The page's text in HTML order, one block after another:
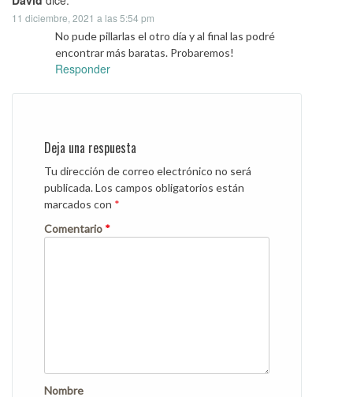
11 diciembre, 2021 a las 5:54 pm
No pude pillarlas el otro día y al final las podré
encontrar más baratas. Probaremos!
Responder
Deja una respuesta
Tu dirección de correo electrónico no será
publicada.Los campos obligatorios están
marcados con *
Comentario *
Nombre